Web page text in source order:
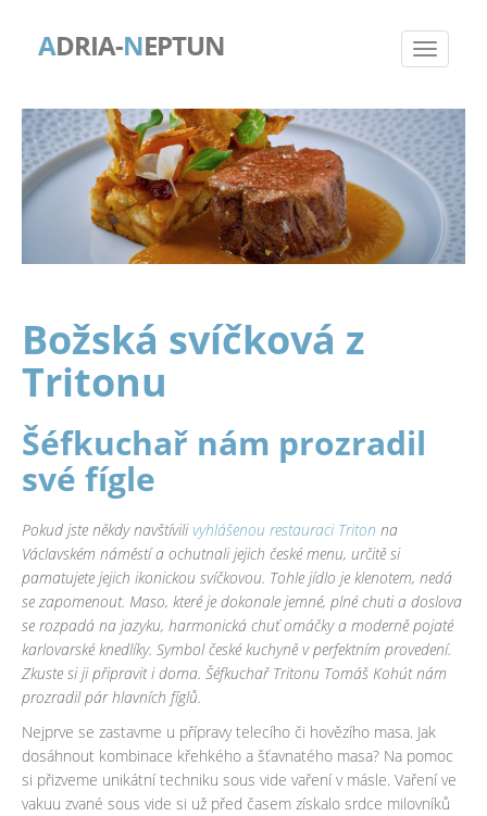
ADRIA-NEPTUN
Božská svíčková z
Tritonu
Šéfkuchař nám prozradil
své fígle
Pokud jste někdy navštívilivyhlášenou restauraci Triton na
Václavském náměstí a ochutnali jejich české menu, určitě si
pamatujete jejich ikonickou svíčkovou. Tohle jídlo je klenotem, nedá
se zapomenout. Maso, které je dokonale jemné, plné chuti a doslova
se rozpadá na jazyku, harmonická chuť omáčky a moderně pojaté
karlovarské knedlíky. Symbol české kuchyně v perfektním provedení.
Zkuste si ji připravit i doma. Šéfkuchař Tritonu Tomáš Kohút nám
prozradil pár hlavních fíglů.
Nejprve se zastavme u přípravy telecího či hovězího masa. Jak
dosáhnout kombinace křehkého a šťavnatého masa? Na pomoc
si přizveme unikátní techniku sous vide vaření v másle. Vaření ve
vakuu zvané sous vide si už před časem získalo srdce milovníků